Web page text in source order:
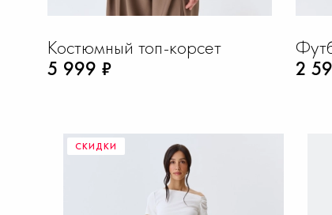
Костюмный топ-корсет
5 999 ₽
2
СКИДКИ